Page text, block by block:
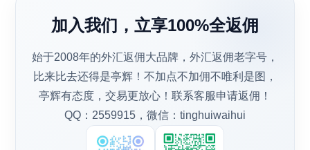
加入我们，立享100%全返佣
始于2008年的外汇返佣大品牌，外汇返佣老字号，
比来比去还得是亭辉！不加点不加佣不唯利是图，
亭辉有态度，交易更放心！联系客服申请返佣！
QQ：2559915，微信：tinghuiwaihui